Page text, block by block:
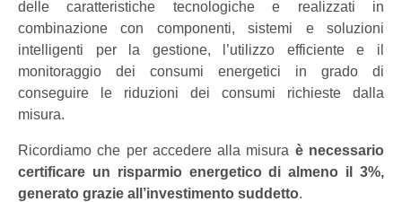
delle caratteristiche tecnologiche e realizzati in
combinazione con componenti, sistemi e soluzioni
intelligenti per la gestione, l’utilizzo efficiente e il
monitoraggio dei consumi energetici in grado di
conseguire le riduzioni dei consumi richieste dalla
misura.
Ricordiamo che per accedere alla misura è necessario
certificare un risparmio energetico di almeno il 3%,
generato grazie all’investimento suddetto.